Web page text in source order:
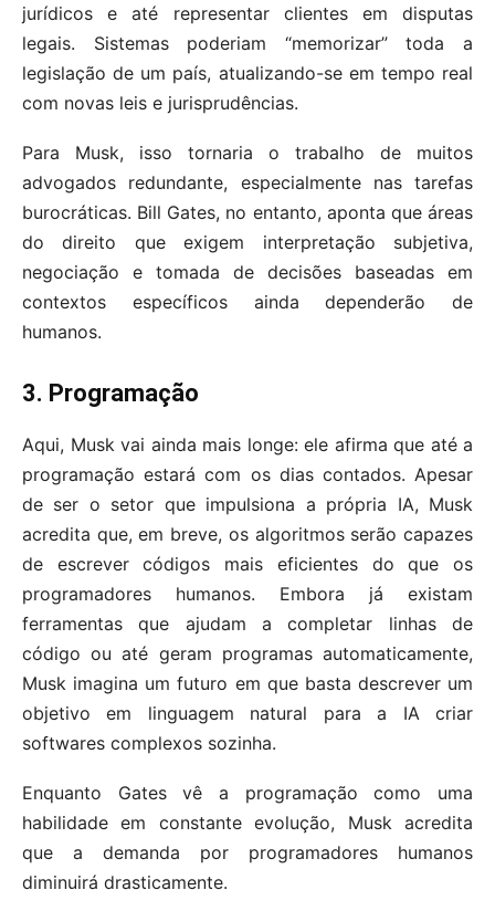
jurídicos e até representar clientes em disputas
legais. Sistemas poderiam “memorizar” toda a
legislação de um país, atualizando-se em tempo real
com novas leis e jurisprudências.
Para Musk, isso tornaria o trabalho de muitos
advogados redundante, especialmente nas tarefas
burocráticas. Bill Gates, no entanto, aponta que áreas
do direito que exigem interpretação subjetiva,
negociação e tomada de decisões baseadas em
contextos específicos ainda dependerão de
humanos.
3. Programação
Aqui, Musk vai ainda mais longe: ele afirma que até a
programação estará com os dias contados. Apesar
de ser o setor que impulsiona a própria IA, Musk
acredita que, em breve, os algoritmos serão capazes
de escrever códigos mais eficientes do que os
programadores humanos. Embora já existam
ferramentas que ajudam a completar linhas de
código ou até geram programas automaticamente,
Musk imagina um futuro em que basta descrever um
objetivo em linguagem natural para a IA criar
softwares complexos sozinha.
Enquanto Gates vê a programação como uma
habilidade em constante evolução, Musk acredita
que a demanda por programadores humanos
diminuirá drasticamente.